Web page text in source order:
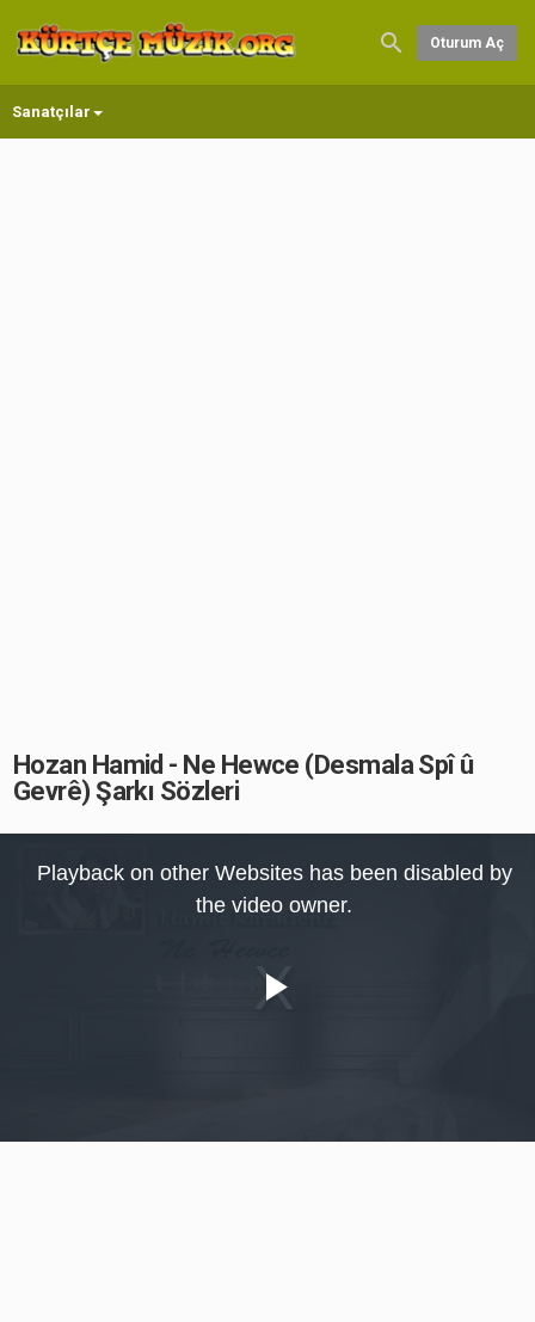
Oturum Aç
Sanatçılar
Hozan Hamid - Ne Hewce (Desmala Spî û
Gevrê) Şarkı Sözleri
Video
Playback on other Websites has been disabled by
the video owner.